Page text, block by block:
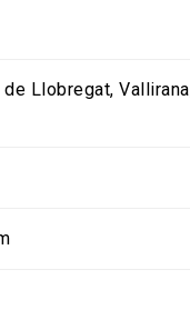
de Llobregat Vallirana